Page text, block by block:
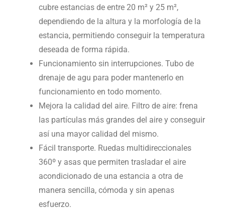
cubre estancias de entre 20 m² y 25 m²,
dependiendo de la altura y la morfología de la
estancia, permitiendo conseguir la temperatura
deseada de forma rápida.
Funcionamiento sin interrupciones. Tubo de
drenaje de agu para poder mantenerlo en
funcionamiento en todo momento.
Mejora la calidad del aire. Filtro de aire: frena
las partículas más grandes del aire y conseguir
así una mayor calidad del mismo.
Fácil transporte. Ruedas multidireccionales
360º y asas que permiten trasladar el aire
acondicionado de una estancia a otra de
manera sencilla, cómoda y sin apenas
esfuerzo.